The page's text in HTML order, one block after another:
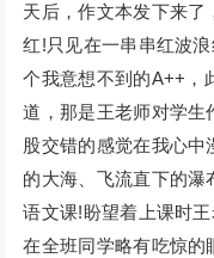
天后，作文本发下来了
红!只见在一串串红波
个我意想不到的A++，
道，那是王老师对学
股交错的感觉在我心
的大海、飞流直下的瀑
语文课!盼望着上课时
在全班同学略有吃惊的